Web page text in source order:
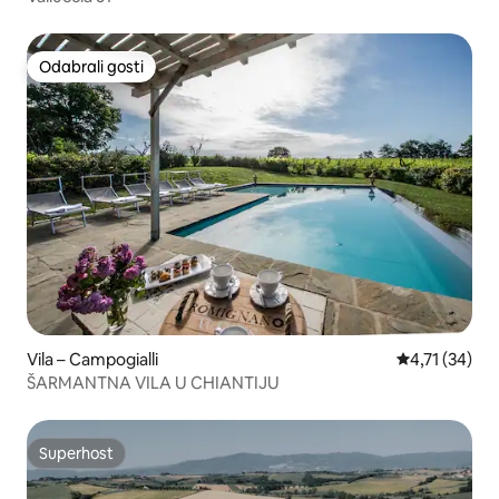
Odabrali gosti
Odabrali gosti
Vila – Campogialli Prosječna
4,71 (34)
ŠARMANTNA VILA U CHIANTIJU
Superhost
Superhost